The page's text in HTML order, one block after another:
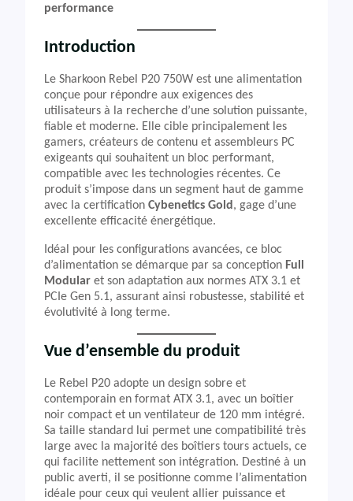
performance
Introduction
Le Sharkoon Rebel P20 750W est une alimentation
conçue pour répondre aux exigences des
utilisateurs à la recherche d’une solution puissante,
fiable et moderne. Elle cible principalement les
gamers, créateurs de contenu et assembleurs PC
exigeants qui souhaitent un bloc performant,
compatible avec les technologies récentes. Ce
produit s’impose dans un segment haut de gamme
avec la certification Cybenetics Gold , gage d’une
excellente efficacité énergétique.
Idéal pour les configurations avancées, ce bloc
d’alimentation se démarque par sa conception Full
Modular et son adaptation aux normes ATX 3.1 et
PCIe Gen 5.1, assurant ainsi robustesse, stabilité et
évolutivité à long terme.
Vue d’ensemble du produit
Le Rebel P20 adopte un design sobre et
contemporain en format ATX 3.1, avec un boîtier
noir compact et un ventilateur de 120 mm intégré.
Sa taille standard lui permet une compatibilité très
large avec la majorité des boîtiers tours actuels, ce
qui facilite nettement son intégration. Destiné à un
public averti, il se positionne comme l’alimentation
idéale pour ceux qui veulent allier puissance et